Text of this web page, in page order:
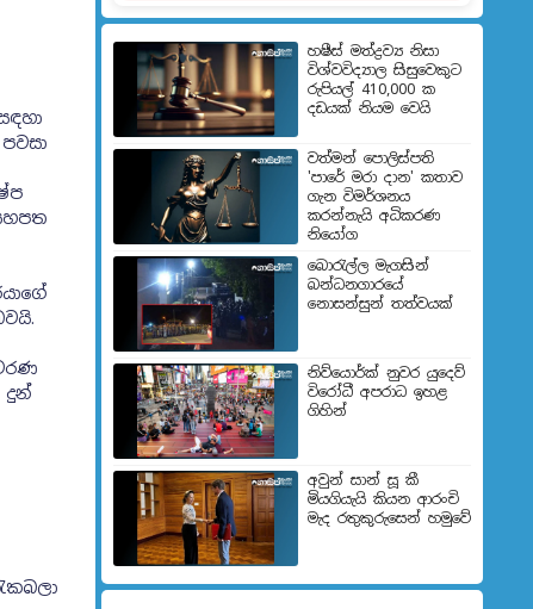
දුන්
හෂීස් මත්ද්‍රව්‍ය නිසා
විශ්වවිද්‍යාල සිසුවෙකුට
රුපියල් 410,000 ක
දඩයක් නියම වෙයි
වත්මන් පොලිස්පති
'පාරේ මරා දාන' කතාව
ගැන විමර්ශනය
කරන්නැයි අධිකරණ
නියෝග
බොරැල්ල මැගසින්
බන්ධනගාරයේ
නොසන්සුන් තත්වයක්
නිව්යොර්ක් නුවර යුදෙව්
විරෝධී අපරාධ ඉහළ
ගිහින්
අවුන් සාන් සූ කී
මියගියැයි කියන ආරංචි
මැද රතුකුරුසෙන් හමුවේ